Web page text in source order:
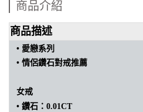
商品介紹
商品描述
• 愛戀系列
•情侶鑽石對戒推薦
女戒
•鑽石：0.01CT